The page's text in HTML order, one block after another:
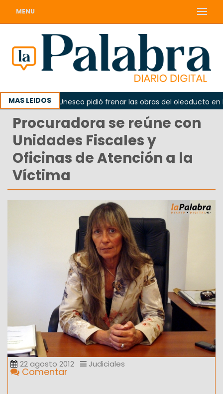
MENU
MAS LEIDOSLa Unesco pidió frenar las obras del oleoducto en
Procuradora se reúne con
Unidades Fiscales y
Oficinas de Atención a la
Víctima
22 agosto 2012 Judiciales
Comentar